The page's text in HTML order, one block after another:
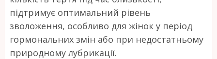
підтримує оптимальний рівень
зволоження, особливо для жінок у період
гормональних змін або при недостатньому
природному лубрикації.